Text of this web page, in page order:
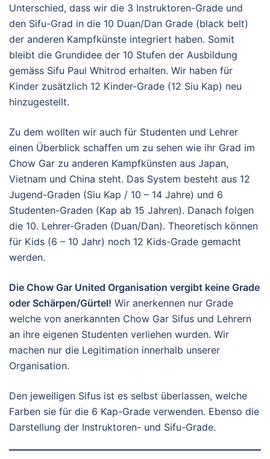
Unterschied, dass wir die 3 Instruktoren-Grade und
den Sifu-Grad in die 10 Duan/Dan Grade (black belt)
der anderen Kampfkünste integriert haben. Somit
bleibt die Grundidee der 10 Stufen der Ausbildung
gemäss Sifu Paul Whitrod erhalten. Wir haben für
Kinder zusätzlich 12 Kinder-Grade (12 Siu Kap) neu
hinzugestellt.
Zu dem wollten wir auch für Studenten und Lehrer
einen Überblick schaffen um zu sehen wie ihr Grad im
Chow Gar zu anderen Kampfkünsten aus Japan,
Vietnam und China steht. Das System besteht aus 12
Jugend-Graden (Siu Kap / 10 – 14 Jahre) und 6
Studenten-Graden (Kap ab 15 Jahren). Danach folgen
die 10. Lehrer-Graden (Duan/Dan). Theoretisch können
für Kids (6 – 10 Jahr) noch 12 Kids-Grade gemacht
werden.
Die Chow Gar United Organisation vergibt keine Grade
oder Schärpen/Gürtel! Wir anerkennen nur Grade
welche von anerkannten Chow Gar Sifus und Lehrern
an ihre eigenen Studenten verliehen wurden. Wir
machen nur die Legitimation innerhalb unserer
Organisation.
Den jeweiligen Sifus ist es selbst überlassen, welche
Farben sie für die 6 Kap-Grade verwenden. Ebenso die
Darstellung der Instruktoren- und Sifu-Grade.